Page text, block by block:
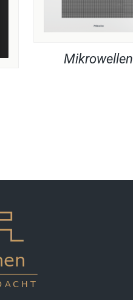
Mikrowellen